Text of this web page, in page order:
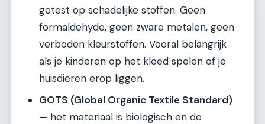
getest op schadelijke stoffen. Geen
formaldehyde, geen zware metalen, geen
verboden kleurstoffen. Vooral belangrijk
als je kinderen op het kleed spelen of je
huisdieren erop liggen.
GOTS (Global Organic Textile Standard)
— het materiaal is biologisch en de